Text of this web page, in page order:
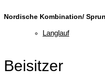
Langlauf
Nordische Kombination/
Beisitzer